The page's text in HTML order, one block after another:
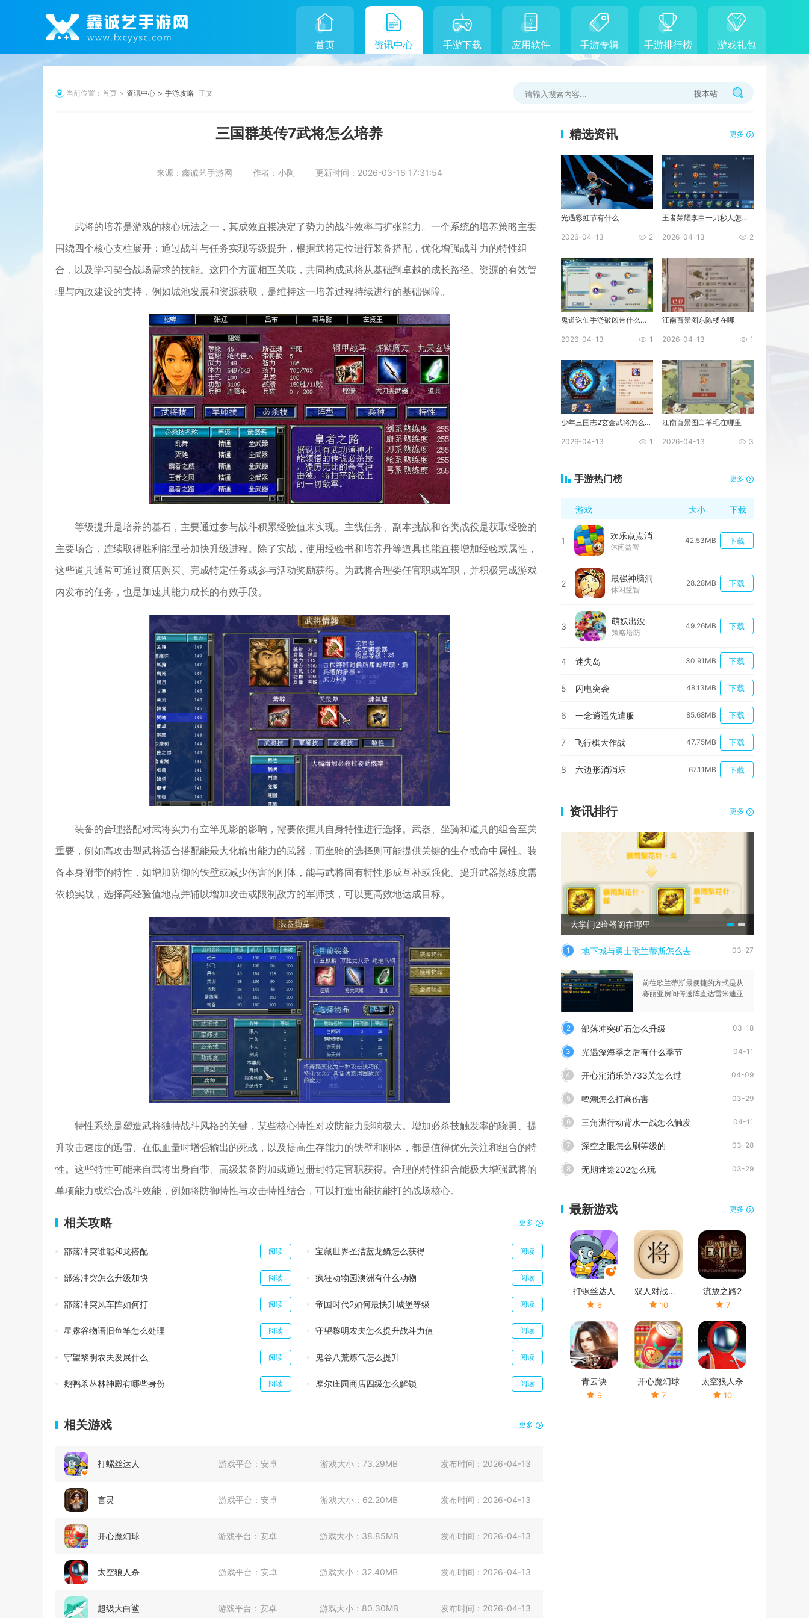
首页 资讯中心 手游下载 应用软件 手游专辑 手游排行榜 游戏礼包
当前位置： 首页 资讯中心 手游攻略 正文 搜本站
三国群英传7武将怎么培养
来源： 鑫诚艺手游网 作者： 小陶 更新时间： 2026-03-16 17:31:54
武将的培养是游戏的核心玩法之一，其成效直接决定了势力的战斗效率与扩张能力。一个系统的培养策略主要
围绕四个核心支柱展开：通过战斗与任务实现等级提升，根据武将定位进行装备搭配，优化增强战斗力的特性组
合，以及学习契合战场需求的技能。这四个方面相互关联，共同构成武将从基础到卓越的成长路径。资源的有效管
理与内政建设的支持，例如城池发展和资源获取，是维持这一培养过程持续进行的基础保障。
等级提升是培养的基石，主要通过参与战斗积累经验值来实现。主线任务、副本挑战和各类战役是获取经验的
主要场合，连续取得胜利能显著加快升级进程。除了实战，使用经验书和培养丹等道具也能直接增加经验或属性，
这些道具通常可通过商店购买、完成特定任务或参与活动奖励获得。为武将合理委任官职或军职，并积极完成游戏
内发布的任务，也是加速其能力成长的有效手段。
装备的合理搭配对武将实力有立竿见影的影响，需要依据其自身特性进行选择。武器、坐骑和道具的组合至关
重要，例如高攻击型武将适合搭配能最大化输出能力的武器，而坐骑的选择则可能提供关键的生存或命中属性。装
备本身附带的特性，如增加防御的铁壁或减少伤害的刚体，能与武将固有特性形成互补或强化。提升武器熟练度需
依赖实战，选择高经验值地点并辅以增加攻击或限制敌方的军师技，可以更高效地达成目标。
特性系统是塑造武将独特战斗风格的关键，某些核心特性对攻防能力影响极大。增加必杀技触发率的骁勇、提
升攻击速度的迅雷、在低血量时增强输出的死战，以及提高生存能力的铁壁和刚体，都是值得优先关注和组合的特
性。这些特性可能来自武将出身自带、高级装备附加或通过册封特定官职获得。合理的特性组合能极大增强武将的
单项能力或综合战斗效能，例如将防御特性与攻击特性结合，可以打造出能抗能打的战场核心。
相关攻略 更多
部落冲突谁能和龙搭配 阅读 宝藏世界圣洁蓝龙鳞怎么获得 阅读
部落冲突怎么升级加快 阅读 疯狂动物园澳洲有什么动物 阅读
部落冲突风车阵如何打 阅读 帝国时代2如何最快升城堡等级 阅读
星露谷物语旧鱼竿怎么处理 阅读 守望黎明农夫怎么提升战斗力值 阅读
守望黎明农夫发展什么 阅读 鬼谷八荒炼气怎么提升 阅读
鹅鸭杀丛林神殿有哪些身份 阅读 摩尔庄园商店四级怎么解锁 阅读
相关游戏 更多
打螺丝达人 游戏平台： 安卓 游戏大小： 73.29MB 发布时间： 2026-04-13
言灵 游戏平台： 安卓 游戏大小： 62.20MB 发布时间： 2026-04-13
开心魔幻球 游戏平台：安卓 游戏大小： 38.85MB 发布时间： 2026-04-13
太空狼人杀 游戏平台： 安卓 游戏大小： 32.40MB 发布时间： 2026-04-13
超级大白鲨 游戏平台：安卓 游戏大小： 80.30MB 发布时间： 2026-04-13
精选资讯 更多
光遇彩虹节有什么
2026-04-13 2
王者荣耀李白一刀秒人怎么出装
2026-04-13 2
鬼道诛仙手游破凶带什么技能
2026-04-13 1
江南百景图东陈楼在哪
2026-04-13 1
少年三国志2玄金武将怎么化神
2026-04-13 1
江南百景图白羊毛在哪里
2026-04-13 3
手游热门榜 更多
游戏 大小 下载
1
欢乐点点消
休闲益智
42.53MB 下载
2
最强神脑洞
休闲益智
28.28MB 下载
3
萌妖出没
策略塔防
49.26MB 下载
4 迷失岛 30.91MB 下载
5 闪电突袭 48.13MB 下载
6 一念逍遥先遣服 85.68MB 下载
7 飞行棋大作战 47.75MB 下载
8 六边形消消乐 67.11MB 下载
资讯排行 更多
大掌门2暗器阁在哪里
1 地下城与勇士歌兰蒂斯怎么去 03-27
前往歌兰蒂斯最便捷的方式是从
赛丽亚房间传送阵直达雷米迪亚
2 部落冲突矿石怎么升级 03-18
3 光遇深海季之后有什么季节 04-11
4 开心消消乐第733关怎么过 04-09
5 鸣潮怎么打高伤害 03-29
6 三角洲行动背水一战怎么触发 04-11
7 深空之眼怎么刷等级的 03-28
8 无期迷途202怎么玩 03-29
最新游戏 更多
打螺丝达人
6
双人对战象棋
10
流放之路2
7
青云诀
9
开心魔幻球
7
太空狼人杀
10